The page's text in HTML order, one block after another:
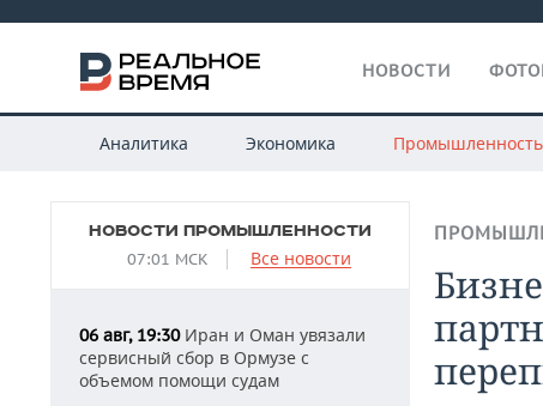
НОВОСТИ
Аналитика Экономика Промышленность
НОВОСТИ ПРОМЫШЛЕННОСТИ
07:01 МСК Все новости
06 авг, 19:30Иран и Оман увязали
сервисный сбор в Ормузе с
объемом помощи судам